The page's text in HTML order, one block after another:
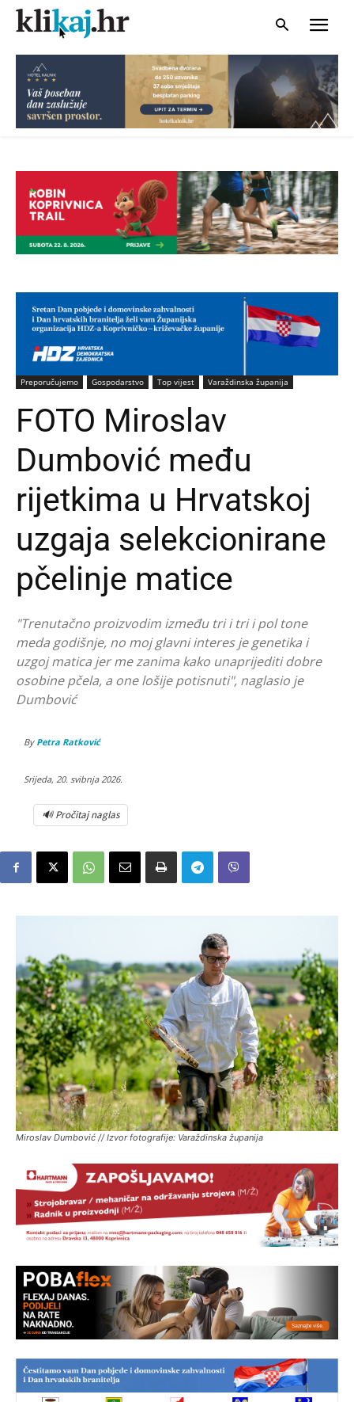
Preporučujemo Gospodarstvo Top vijest Varaždinska županija
FOTO Miroslav
Dumbović među
rijetkima u Hrvatskoj
uzgaja selekcionirane
pčelinje matice
"Trenutačno proizvodim između tri i tri i pol tone
meda godišnje, no moj glavni interes je genetika i
uzgoj matica jer me zanima kako unaprijediti dobre
osobine pčela, a one lošije potisnuti", naglasio je
Dumbović
By Petra Ratković
Srijeda, 20. svibnja 2026.
🔊 Pročitaj naglas
Miroslav Dumbović // Izvor fotografije: Varaždinska županija